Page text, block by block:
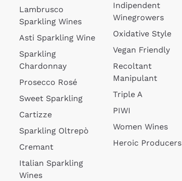
Lambrusco
Sparkling Wines
Asti Sparkling Wine
Sparkling
Chardonnay
Prosecco Rosé
Sweet Sparkling
Cartizze
Sparkling Oltrepò
Cremant
Italian Sparkling
Wines
Indipendent
Winegrowers
Oxidative Style
Vegan Friendly
Recoltant
Manipulant
Triple A
PIWI
Women Wines
Heroic Producers